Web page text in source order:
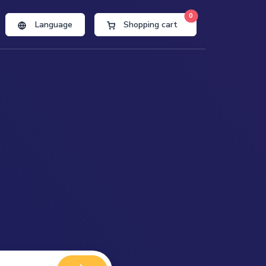
Language Shopping cart
0